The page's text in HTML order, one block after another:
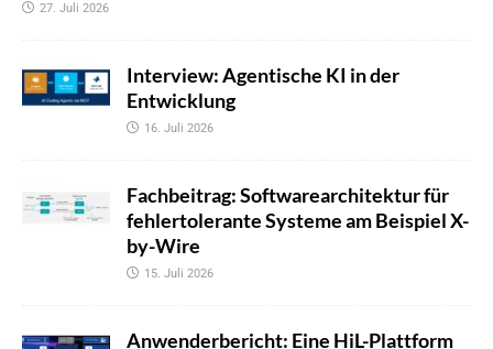
27. Juli 2026
Interview: Agentische KI in der
Entwicklung
16. Juli 2026
Fachbeitrag: Softwarearchitektur für
fehlertolerante Systeme am Beispiel X-
by-Wire
15. Juli 2026
Anwenderbericht: Eine HiL-Plattform